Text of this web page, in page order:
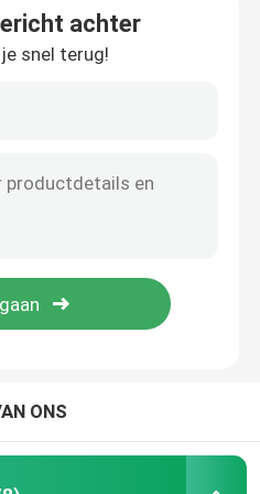
achter
snel terug!
ONS